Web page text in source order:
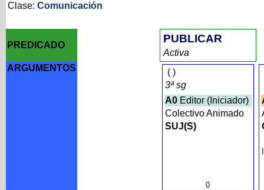
Clase: Comunicación
PREDICADO
PUBLICAR
Activa
ARGUMENTOS
()
3ª sg
A0Editor (Iniciador)
Colectivo Animado
SUJ(S)
0